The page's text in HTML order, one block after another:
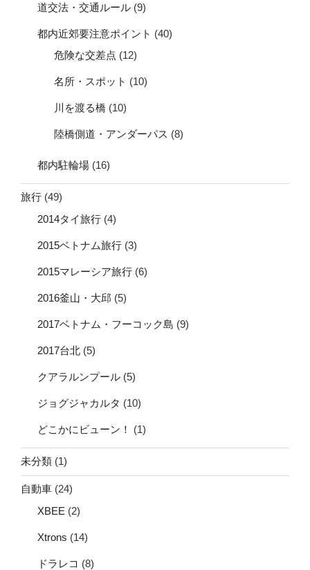
道交法・交通ルール (9)
都内近郊要注意ポイント (40)
危険な交差点 (12)
名所・スポット (10)
川を渡る橋 (10)
陸橋側道・アンダーパス (8)
都内駐輪場 (16)
旅行 (49)
2014タイ旅行 (4)
2015ベトナム旅行 (3)
2015マレーシア旅行 (6)
2016釜山・大邱 (5)
2017ベトナム・フーコック島 (9)
2017台北 (5)
クアラルンプール (5)
ジョグジャカルタ (10)
どこかにビューン！ (1)
未分類 (1)
自動車 (24)
XBEE (2)
Xtrons (14)
ドラレコ (8)